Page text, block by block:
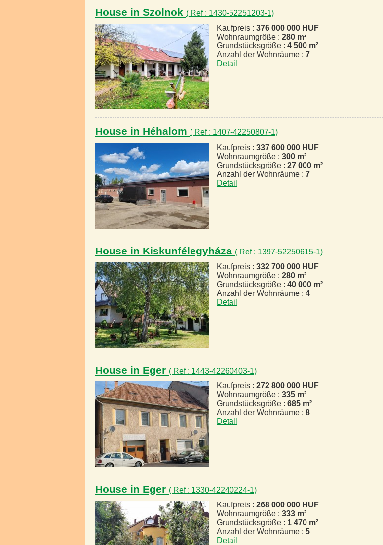
House in Szolnok ( Ref : 1430-52251203-1)
Kaufpreis : 376 000 000 HUF
Wohnraumgröße : 280 m²
Grundstücksgröße : 4 500 m²
Anzahl der Wohnräume : 7
Detail
House in Héhalom ( Ref : 1407-42250807-1)
Kaufpreis : 337 600 000 HUF
Wohnraumgröße : 300 m²
Grundstücksgröße : 27 000 m²
Anzahl der Wohnräume : 7
Detail
House in Kiskunfélegyháza ( Ref : 1397-52250615-1)
Kaufpreis : 332 700 000 HUF
Wohnraumgröße : 280 m²
Grundstücksgröße : 40 000 m²
Anzahl der Wohnräume : 4
Detail
House in Eger ( Ref : 1443-42260403-1)
Kaufpreis : 272 800 000 HUF
Wohnraumgröße : 335 m²
Grundstücksgröße : 685 m²
Anzahl der Wohnräume : 8
Detail
House in Eger ( Ref : 1330-42240224-1)
Kaufpreis : 268 000 000 HUF
Wohnraumgröße : 333 m²
Grundstücksgröße : 1 470 m²
Anzahl der Wohnräume : 5
Detail